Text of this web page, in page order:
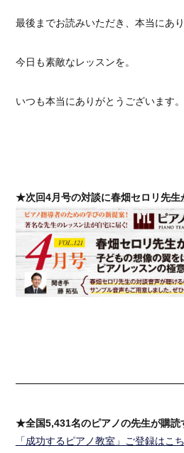
最後までお読みいただき、本当にあ
今日も素敵なレッスンを。
いつも本当にありがとうございます。
★次回4月号の対談に春畑セロリ先生
★全国5,431名のピアノの先生が購読
「成功するピアノ教室」ご登録はこ